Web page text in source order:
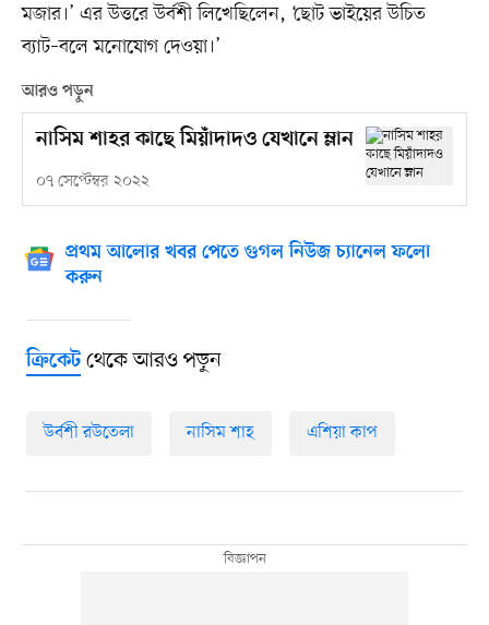
মজার।’ এর উত্তরে উর্বশী লিখেছিলেন, ‘ছোট ভাইয়ের উচিত
ব্যাট–বলে মনোযোগ দেওয়া।’
আরও পড়ুন
নাসিম শাহর কাছে মিয়াঁদাদও যেখানে ম্লান
০৭ সেপ্টেম্বর ২০২২
প্রথম আলোর খবর পেতে গুগল নিউজ চ্যানেল ফলো
করুন
ক্রিকেটথেকে আরও পড়ুন
উর্বশী রউতেলা নাসিম শাহ এশিয়া কাপ